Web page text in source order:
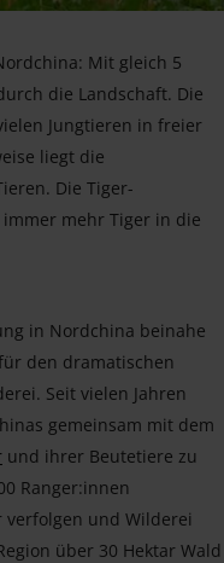
Mit gleich 5
die Landschaft. Die
Jungtieren in freier
liegt die
Die Tiger-
mehr Tiger in die
in Nordchina beinahe
den dramatischen
Seit vielen Jahren
gemeinsam mit dem
und ihrer Beutetiere zu
Ranger:innen
verfolgen und Wilderei
über 30 Hektar Wald